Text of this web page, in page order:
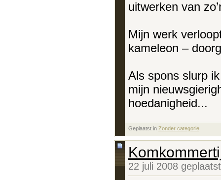
uitwerken van
Mijn werk
kameleon –
Als spons slurp
mijn
hoedanigheid...
Geplaatst in Zonder categorie
22 juli 2008